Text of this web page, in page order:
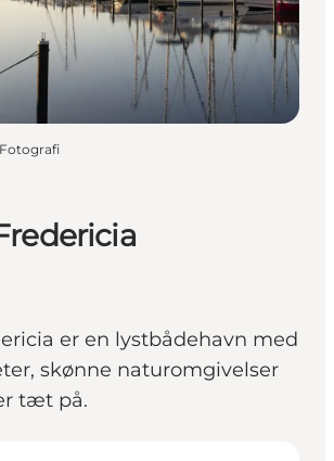
tur
er en lystbådehavn med
skønne naturomgivelser
tæt på.